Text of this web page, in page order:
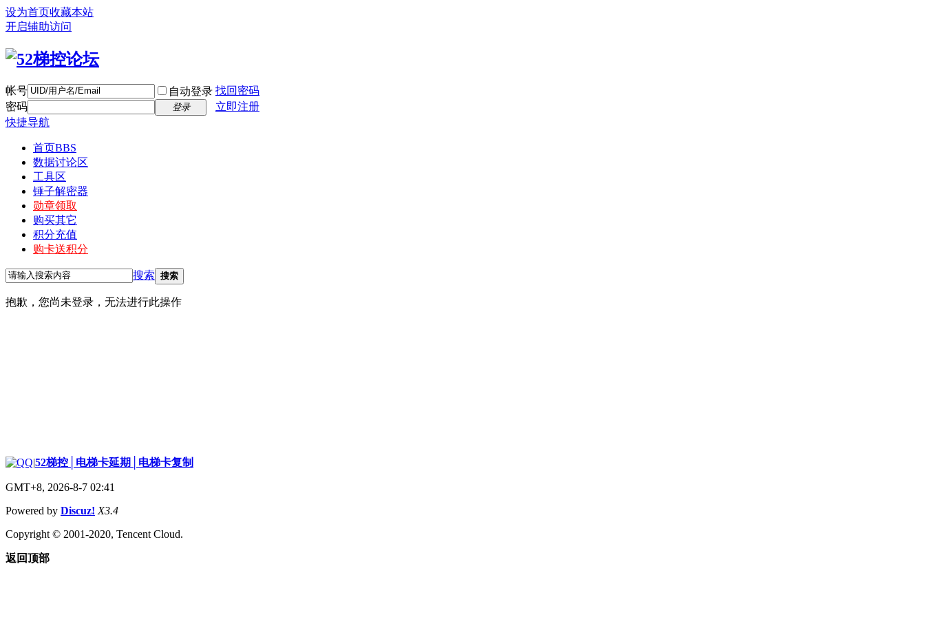
设为首页收藏本站
开启辅助访问
帐号 自动登录 找回密码
密码
登录
立即注册
快捷导航
首页BBS
数据讨论区
工具区
锤子解密器
勋章领取
购买其它
积分充值
购卡送积分
搜索 搜索
抱歉，您尚未登录，无法进行此操作
|52梯控│电梯卡延期│电梯卡复制
GMT+8, 2026-8-7 02:41
Powered by Discuz! X3.4
Copyright © 2001-2020, Tencent Cloud.
返回顶部